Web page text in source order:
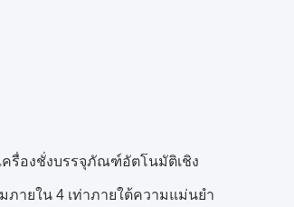
ครื่องชั่งบรรจุภัณฑ์อัตโนมัติเชิง
ายใน 4 เท่าภายใต้ความแม่นยำ